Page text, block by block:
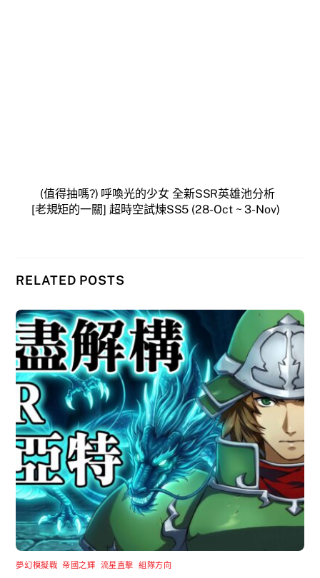
(值得抽嗎?) 呼喚光的少女 全新SSR英雄池分析
[老規矩的一關] 超時空試煉SS5 (28-Oct ~ 3-Nov)
RELATED POSTS
夢幻模擬戰 ,帝國之輝 流星直擊 ,組隊方向